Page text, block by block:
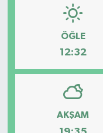
ÖĞLE
12:32
AKŞAM